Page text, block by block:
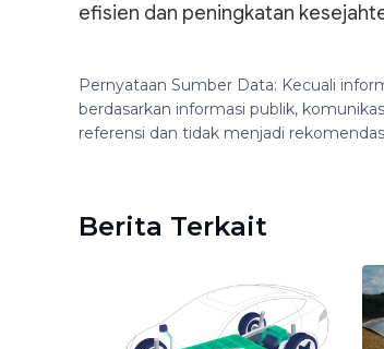
efisien dan peningkatan
Pernyataan Sumber Data: Kecuali
berdasarkan informasi publik,
referensi dan tidak menjadi
Berita Terkait